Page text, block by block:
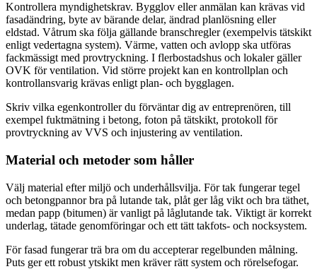
Kontrollera myndighetskrav. Bygglov eller anmälan kan krävas vid
fasadändring, byte av bärande delar, ändrad planlösning eller
eldstad. Våtrum ska följa gällande branschregler (exempelvis tätskikt
enligt vedertagna system). Värme, vatten och avlopp ska utföras
fackmässigt med provtryckning. I flerbostadshus och lokaler gäller
OVK för ventilation. Vid större projekt kan en kontrollplan och
kontrollansvarig krävas enligt plan- och bygglagen.
Skriv vilka egenkontroller du förväntar dig av entreprenören, till
exempel fuktmätning i betong, foton på tätskikt, protokoll för
provtryckning av VVS och injustering av ventilation.
Material och metoder som håller
Välj material efter miljö och underhållsvilja. För tak fungerar tegel
och betongpannor bra på lutande tak, plåt ger låg vikt och bra täthet,
medan papp (bitumen) är vanligt på låglutande tak. Viktigt är korrekt
underlag, tätade genomföringar och ett tätt takfots- och nocksystem.
För fasad fungerar trä bra om du accepterar regelbunden målning.
Puts ger ett robust ytskikt men kräver rätt system och rörelsefogar.